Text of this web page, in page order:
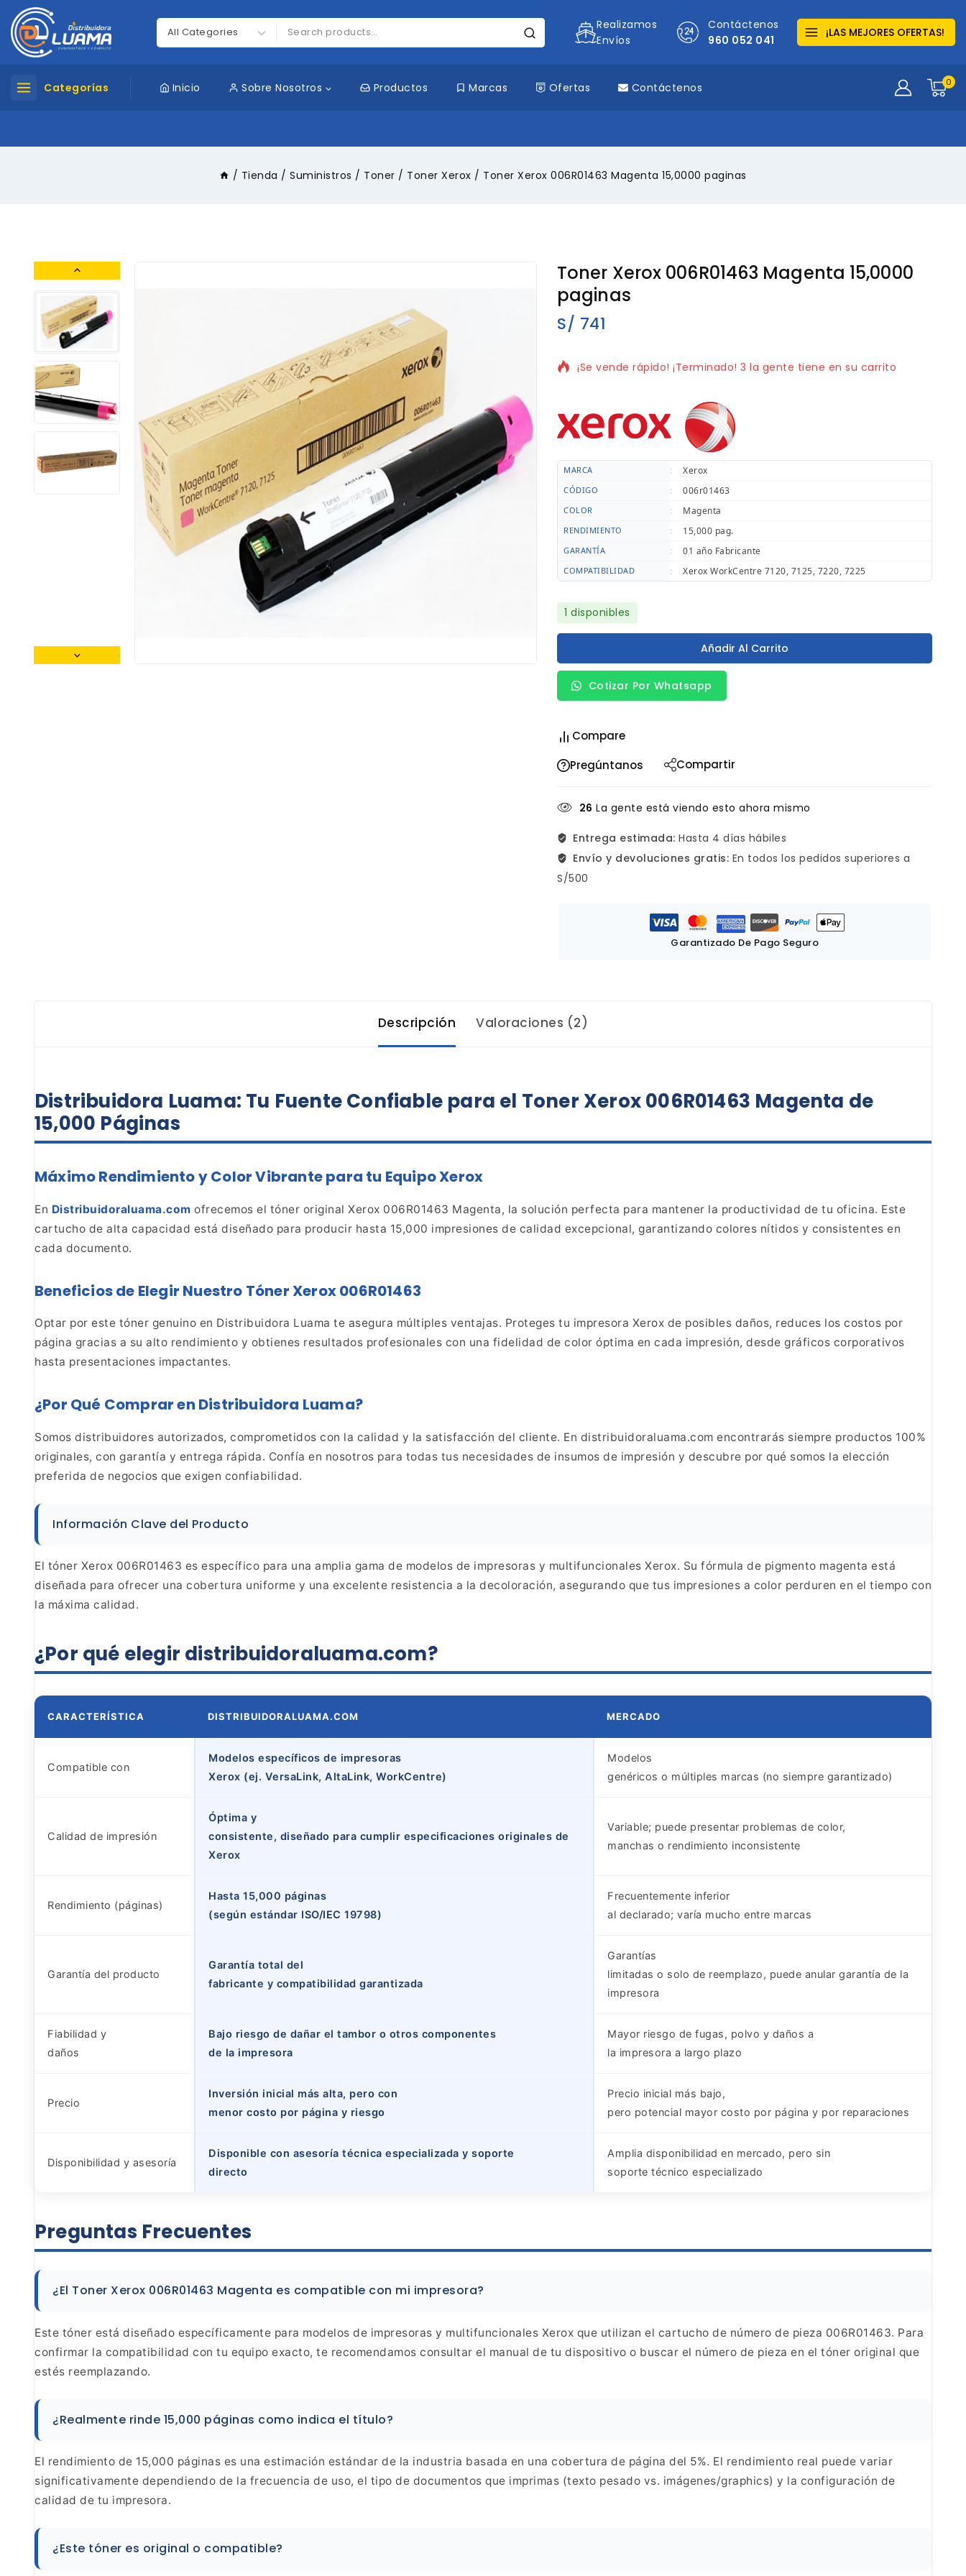
Realizamos
Envíos
Contáctenos
960 052 041
¡LAS MEJORES OFERTAS!
Categorías Inicio Sobre Nosotros Productos Marcas Ofertas Contáctenos 0
/ Tienda / Suministros / Toner / Toner Xerox / Toner Xerox 006R01463 Magenta 15,0000 paginas
Toner Xerox 006R01463 Magenta 15,0000
paginas
S/ 741
5 productos vendidos en los últimos 15 horas
¡Se vende rápido! ¡Terminado! 3 la gente tiene en su carrito
MARCA : Xerox
CÓDIGO : 006r01463
COLOR : Magenta
RENDIMIENTO : 15,000 pag.
GARANTÍA : 01 año Fabricante
COMPATIBILIDAD : Xerox WorkCentre 7120, 7125, 7220, 7225
1 disponibles
Añadir Al Carrito
Cotizar Por Whatsapp
Compare
Pregúntanos
Compartir
26 La gente está viendo esto ahora mismo
Entrega estimada: Hasta 4 días hábiles
Envío y devoluciones gratis: En todos los pedidos superiores a
S/500
Garantizado De Pago Seguro
Descripción Valoraciones (2)
Distribuidora Luama: Tu FuenteConfiable para el Toner Xerox 006R01463 Magenta de
15,000 Páginas
Máximo Rendimiento y Color Vibrante para tu Equipo Xerox
En Distribuidoraluama.com ofrecemos el tóner original Xerox 006R01463 Magenta, la solución perfecta para mantener la productividad de tu oficina. Este
cartucho de alta capacidad está diseñado para producir hasta 15,000 impresiones de calidad excepcional, garantizando colores nítidos y consistentes en
cada documento.
Beneficios de Elegir Nuestro Tóner Xerox 006R01463
Optar por este tóner genuino en Distribuidora Luama te asegura múltiples ventajas. Proteges tu impresora Xerox de posibles daños, reduces los costos por
página gracias a su alto rendimiento y obtienes resultados profesionales con una fidelidad de color óptima en cada impresión, desde gráficos corporativos
hasta presentaciones impactantes.
¿Por Qué Comprar en Distribuidora Luama?
Somos distribuidores autorizados, comprometidos con la calidad y la satisfacción del cliente. En distribuidoraluama.com encontrarás siempre productos 100%
originales, con garantía y entrega rápida. Confía en nosotros para todas tus necesidades de insumos de impresión y descubre por qué somos la elección
preferida de negocios que exigen confiabilidad.
Información Clave del Producto
El tóner Xerox 006R01463 es específico para una amplia gama de modelos de impresoras y multifuncionales Xerox. Su fórmula de pigmento magenta está
diseñada para ofrecer una cobertura uniforme y una excelente resistencia a la decoloración, asegurando que tus impresiones a color perduren en el tiempo con
la máxima calidad.
¿Por qué elegir distribuidoraluama.com?
CARACTERÍSTICA DISTRIBUIDORALUAMA.COM MERCADO
Compatible con
Modelos específicos de impresoras
Xerox (ej. VersaLink, AltaLink, WorkCentre)
Modelos
genéricos o múltiples marcas (no siempre garantizado)
Calidad de impresión
Óptima y
consistente, diseñado para cumplir especificaciones originales de
Xerox
Variable; puede presentar problemas de color,
manchas o rendimiento inconsistente
Rendimiento (páginas)
Hasta 15,000 páginas
(según estándar ISO/IEC 19798)
Frecuentemente inferior
al declarado; varía mucho entre marcas
Garantía del producto
Garantía total del
fabricante y compatibilidad garantizada
Garantías
limitadas o solo de reemplazo, puede anular garantía de la
impresora
Fiabilidad y
daños
Bajo riesgo de dañar el tambor o otros componentes
de la impresora
Mayor riesgo de fugas, polvo y daños a
la impresora a largo plazo
Precio
Inversión inicial más alta, pero con
menor costo por página y riesgo
Precio inicial más bajo,
pero potencial mayor costo por página y por reparaciones
Disponibilidad y asesoría
Disponible con asesoría técnica especializada y soporte
directo
Amplia disponibilidad en mercado, pero sin
soporte técnico especializado
Preguntas Frecuentes
¿El Toner Xerox 006R01463 Magenta es compatible con mi impresora?
Este tóner está diseñado específicamente para modelos de impresoras y multifuncionales Xerox que utilizan el cartucho de número de pieza 006R01463. Para
confirmar la compatibilidad con tu equipo exacto, te recomendamos consultar el manual de tu dispositivo o buscar el número de pieza en el tóner original que
estés reemplazando.
¿Realmente rinde 15,000 páginas como indica el título?
El rendimiento de 15,000 páginas es una estimación estándar de la industria basada en una cobertura de página del 5%. El rendimiento real puede variar
significativamente dependiendo de la frecuencia de uso, el tipo de documentos que imprimas (texto pesado vs. imágenes/graphics) y la configuración de
calidad de tu impresora.
¿Este tóner es original o compatible?